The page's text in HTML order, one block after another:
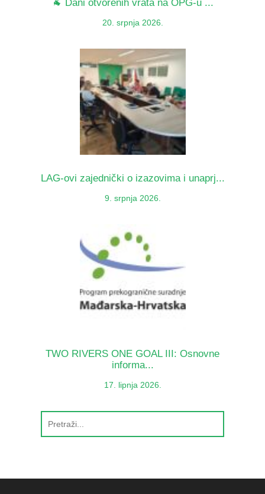
🐐 Dani otvorenih vrata na OPG-u ...
20. srpnja 2026.
LAG-ovi zajednički o izazovima i unaprj...
9. srpnja 2026.
TWO RIVERS ONE GOAL III: Osnovne
informa...
17. lipnja 2026.